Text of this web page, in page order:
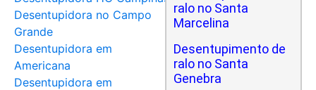
Desentupidora no Campo
Grande
Desentupidora em
Americana
Desentupidora em
ralo no Santa
Marcelina
Desentupimento de
ralo no Santa
Genebra